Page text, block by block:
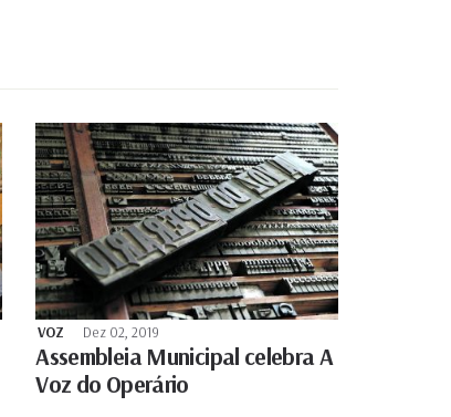
VOZ Dez 02, 2019
Assembleia Municipal celebra A
Voz do Operário